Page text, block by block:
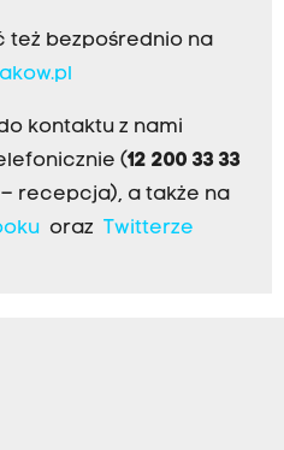
też bezpośrednio na
kontaktu z nami
(12 200 33 33
– recepcja), a także na
oraz Twitterze